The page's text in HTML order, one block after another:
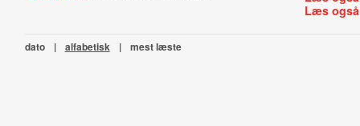
Læs
dato | alfabetisk | mest læste